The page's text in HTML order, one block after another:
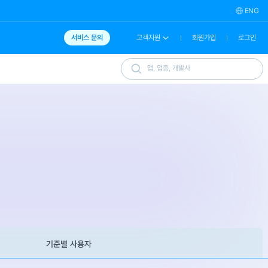
ENG
서비스 문의 고객지원 회원가입 로그인
기준별 사용자